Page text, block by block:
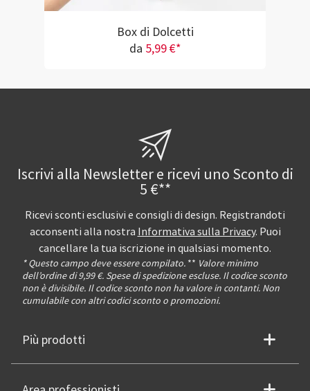
Box di Dolcetti
da 5,99 €*
Iscrivi alla Newsletter e ricevi uno Sconto di
5 €**
Ricevi sconti esclusivi e consigli di design. Registrandoti
acconsenti alla nostra Informativa sulla Privacy. Puoi
cancellare la tua iscrizione in qualsiasi momento.
* Questo campo deve essere compilato. ** Valore minimo
dell’ordine di 9,99 €. Spese di spedizione escluse. Il codice sconto
non è divisibile. Il codice sconto non ha valore in contanti. Non
cumulabile con altri codici sconto o promozioni.
Più prodotti